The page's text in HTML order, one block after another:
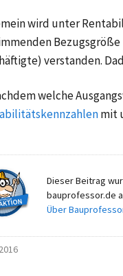
wird unter
verstanden.
welche
mit
Dieser Beitrag
bauprofessor.de
Über